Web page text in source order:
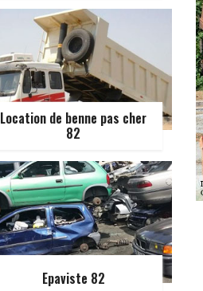
Location de benne pas cher
82
Epaviste 82